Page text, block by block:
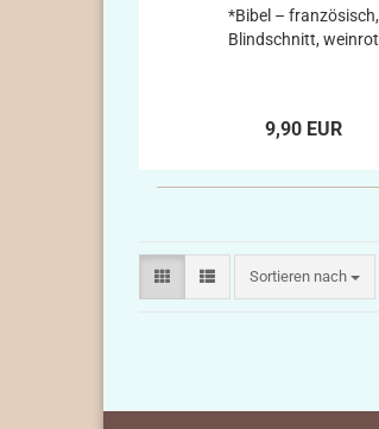
*Bibel – französisch,
Blindschnitt, weinrot
9,90 EUR
Sortieren nach
Sortieren nach